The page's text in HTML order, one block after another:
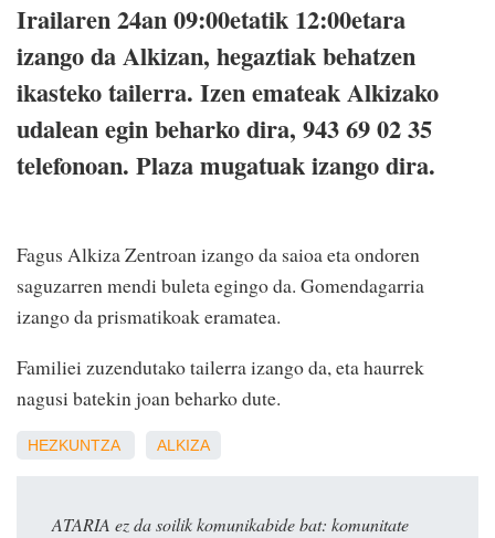
Irailaren 24an 09:00etatik 12:00etara
izango da Alkizan, hegaztiak behatzen
ikasteko tailerra. Izen emateak Alkizako
udalean egin beharko dira, 943 69 02 35
telefonoan. Plaza mugatuak izango dira.
Fagus Alkiza Zentroan izango da saioa eta ondoren
saguzarren mendi buleta egingo da. Gomendagarria
izango da prismatikoak eramatea.
Familiei zuzendutako tailerra izango da, eta haurrek
nagusi batekin joan beharko dute.
HEZKUNTZA ALKIZA
ATARIA ez da soilik komunikabide bat: komunitate